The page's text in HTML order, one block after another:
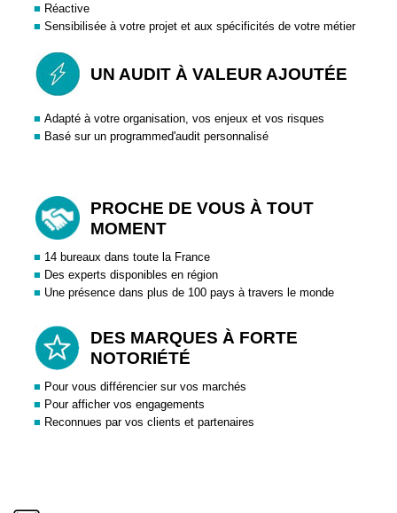
■ Réactive
■ Sensibilisée à votre projet et aux spécificités de votre métier
UN AUDIT À VALEUR AJOUTÉE
■ Adapté à votre organisation, vos enjeux et vos risques
■ Basé sur un programmed'audit personnalisé
PROCHE DE VOUS À TOUT
MOMENT
■ 14 bureaux dans toute la France
■ Des experts disponibles en région
■ Une présence dans plus de 100 pays à travers le monde
DES MARQUES À FORTE
NOTORIÉTÉ
■ Pour vous différencier sur vos marchés
■ Pour afficher vos engagements
■ Reconnues par vos clients et partenaires